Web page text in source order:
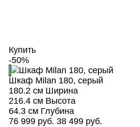
Купить
-50%
Шкаф Milan 180, серый
180.2 смШирина
216.4 смВысота
64.3 смГлубина
76 999 руб. 38 499 руб.